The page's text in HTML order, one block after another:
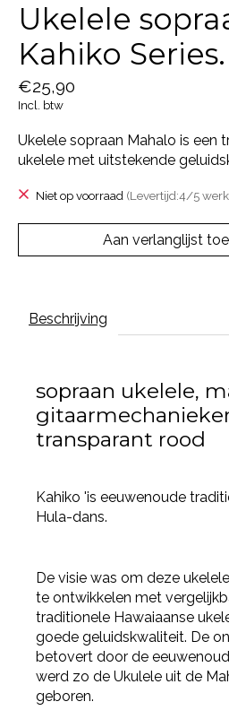
Ukelele
Kahiko Series.
€25,90
Incl. btw
Ukelele sopraan Mahalo is een
ukelele met uitstekende
Niet op voorraad (Levertijd:4/5
Aan verlanglijst
Beschrijving
sopraan ukelele,
transparant rood
Kahiko 'is eeuwenoude
Hula-dans.
De visie was om deze
te ontwikkelen met
traditionele Hawaiaanse
goede geluidskwaliteit. De
betovert door de
werd zo de Ukulele uit de
geboren.